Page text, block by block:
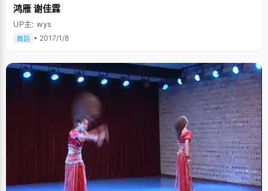
鸿雁 谢佳霖
UP主: wys
舞蹈 • 2017/1/8